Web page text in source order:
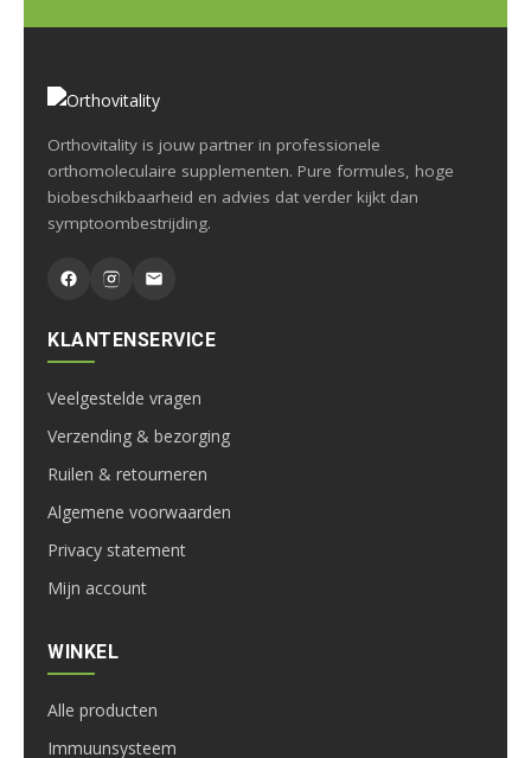
Orthovitality is jouw partner in professionele
orthomoleculaire supplementen. Pure formules, hoge
biobeschikbaarheid en advies dat verder kijkt dan
symptoombestrijding.
KLANTENSERVICE
Veelgestelde vragen
Verzending & bezorging
Ruilen & retourneren
Algemene voorwaarden
Privacy statement
Mijn account
WINKEL
Alle producten
Immuunsysteem